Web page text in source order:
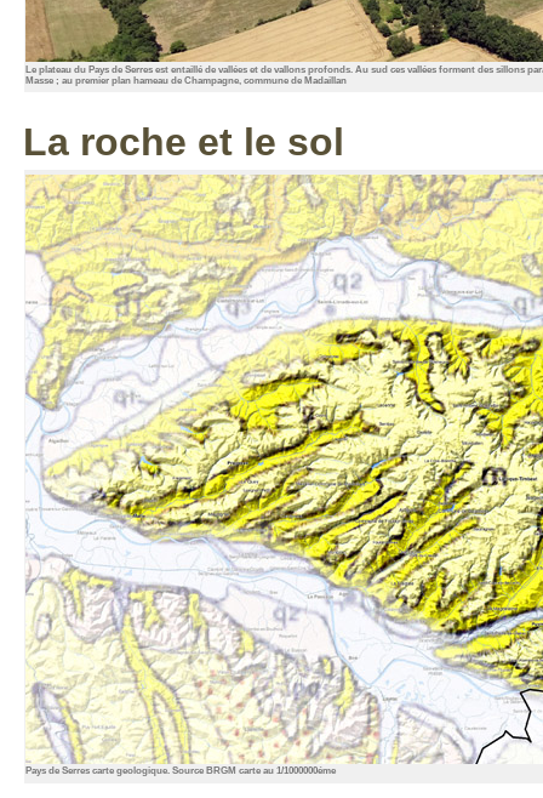
Le plateau du Pays de Serres est entaillé de vallées et de vallons profonds. Au sud ces vallées forment des sillons
Masse ; au premier plan hameau de Champagne, commune de Madaillan
La roche et le sol
Pays de Serres carte geologique. Source BRGM carte au 1/1000000éme